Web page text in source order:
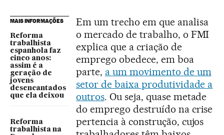
MAIS INFORMAÇÕES
Reforma
trabalhista
espanhola faz
cinco anos:
assim é a
geração de
jovens
desencantados
que ela deixou
Reforma
trabalhista na
Em um trecho em que analisa
o mercado de trabalho, o FMI
explica que a criação de
emprego obedece, em boa
parte, a um movimento de um
setor de baixa produtividade a
outros. Ou seja, quase metade
do emprego destruído na crise
pertencia à construção, cujos